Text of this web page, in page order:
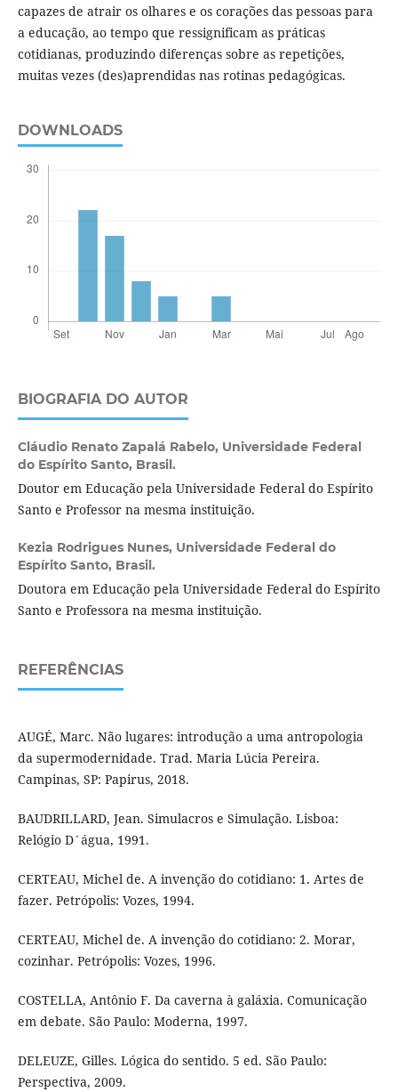
capazes de atrair os olhares e os corações das pessoas para
a educação, ao tempo que ressignificam as práticas
cotidianas, produzindo diferenças sobre as repetições,
muitas vezes (des)aprendidas nas rotinas pedagógicas.
DOWNLOADS
BIOGRAFIA DO AUTOR
Cláudio Renato Zapalá Rabelo, Universidade Federal
do Espírito Santo, Brasil.
Doutor em Educação pela Universidade Federal do Espírito
Santo e Professor na mesma instituição.
Kezia Rodrigues Nunes, Universidade Federal do
Espírito Santo, Brasil.
Doutora em Educação pela Universidade Federal do Espírito
Santo e Professora na mesma instituição.
REFERÊNCIAS
AUGÉ, Marc. Não lugares: introdução a uma antropologia
da supermodernidade. Trad. Maria Lúcia Pereira.
Campinas, SP: Papirus, 2018.
BAUDRILLARD, Jean. Simulacros e Simulação. Lisboa:
Relógio D´água, 1991.
CERTEAU, Michel de. A invenção do cotidiano: 1. Artes de
fazer. Petrópolis: Vozes, 1994.
CERTEAU, Michel de. A invenção do cotidiano: 2. Morar,
cozinhar. Petrópolis: Vozes, 1996.
COSTELLA, Antônio F. Da caverna à galáxia. Comunicação
em debate. São Paulo: Moderna, 1997.
DELEUZE, Gilles. Lógica do sentido. 5 ed. São Paulo:
Perspectiva, 2009.